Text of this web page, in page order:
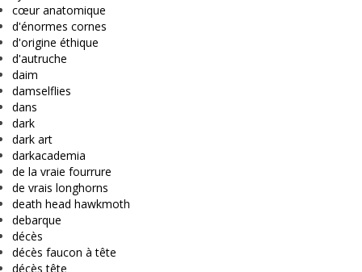
cœur anatomique
d'énormes cornes
d'origine éthique
d'autruche
daim
damselflies
dans
dark
dark art
darkacademia
de la vraie fourrure
de vrais longhorns
death head hawkmoth
debarque
décès
décès faucon à tête
décès tête